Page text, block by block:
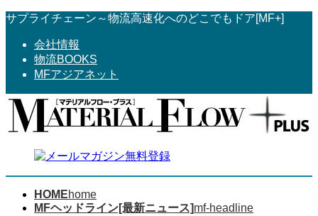
コ
へ
ス
ナ
ョ
ン
サプライチェーン～物流高速化へのどこでもドア[MF+]
会社情報
物流BOOKS
MFアジアネット
HOMEhome
MFヘッドライン[最新ニュース]mf-headline